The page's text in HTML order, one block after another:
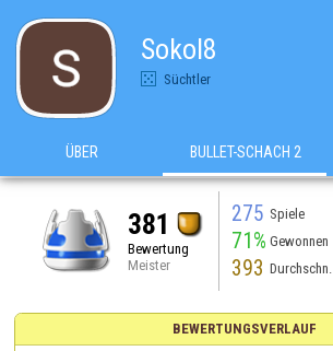
Sokol8
Süchtler
ÜBER BULLET-SCHACH 2
381
Bewertung
Meister
275 Spiele
71% Gewonnen
393
BEWERTUNGSVERLAUF